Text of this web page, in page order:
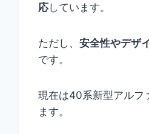
応しています。
ただし、 安全性やデザ
です。
現在は40系新型アルフ
ます。